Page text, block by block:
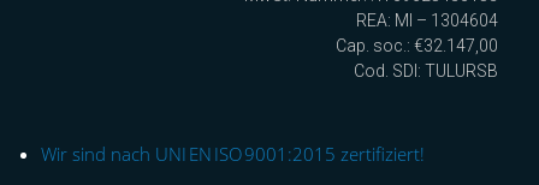
REA: MI – 1304604
Cap. soc.: €32.147,00
Cod. SDI: TULURSB
Wir sind nach UNI EN ISO 9001:2015 zertifiziert!